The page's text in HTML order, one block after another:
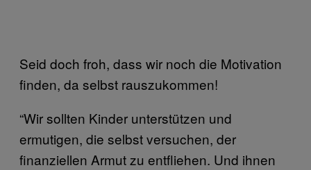
Seid doch froh, dass wir noch die Motivation
finden, da selbst rauszukommen!
“Wir sollten Kinder unterstützen und
ermutigen, die selbst versuchen, der
finanziellen Armut zu entfliehen. Und ihnen